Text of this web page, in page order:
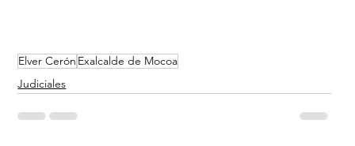
Elver Cerón Exalcalde de Mocoa
Judiciales